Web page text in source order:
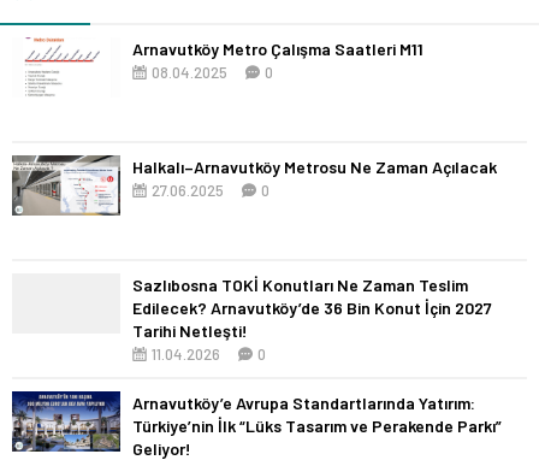
Arnavutköy Metro Çalışma Saatleri M11
08.04.2025 0
Halkalı–Arnavutköy Metrosu Ne Zaman Açılacak
27.06.2025 0
Sazlıbosna TOKİ Konutları Ne Zaman Teslim
Edilecek? Arnavutköy’de 36 Bin Konut İçin 2027
Tarihi Netleşti!
11.04.2026 0
Arnavutköy’e Avrupa Standartlarında Yatırım:
Türkiye’nin İlk “Lüks Tasarım ve Perakende Parkı”
Geliyor!